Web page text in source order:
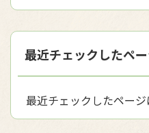
最近チェックしたペ
最近チェックしたページ